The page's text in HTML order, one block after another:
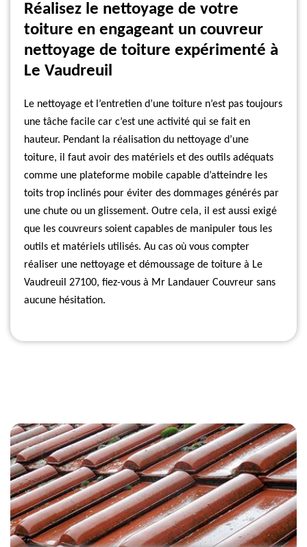
Réalisez le nettoyage de votre
toiture en engageant un couvreur
nettoyage de toiture expérimenté à
Le Vaudreuil
Le nettoyage et l’entretien d’une toiture n’est pas toujours
une tâche facile car c’est une activité qui se fait en
hauteur. Pendant la réalisation du nettoyage d’une
toiture, il faut avoir des matériels et des outils adéquats
comme une plateforme mobile capable d’atteindre les
toits trop inclinés pour éviter des dommages générés par
une chute ou un glissement. Outre cela, il est aussi exigé
que les couvreurs soient capables de manipuler tous les
outils et matériels utilisés. Au cas où vous compter
réaliser une nettoyage et démoussage de toiture à Le
Vaudreuil 27100, fiez-vous à Mr Landauer Couvreur sans
aucune hésitation.